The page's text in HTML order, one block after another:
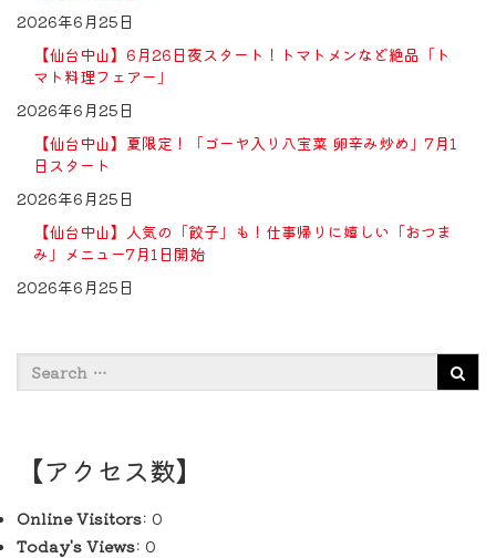
2026年6月25日
【仙台中山】6月26日夜スタート！トマトメンなど絶品「ト
マト料理フェアー」
2026年6月25日
【仙台中山】夏限定！「ゴーヤ入り八宝菜 卵辛み炒め」7月1
日スタート
2026年6月25日
【仙台中山】人気の「餃子」も！仕事帰りに嬉しい「おつま
み」メニュー7月1日開始
2026年6月25日
【アクセス数】
Online Visitors: 0
Today's Views: 0